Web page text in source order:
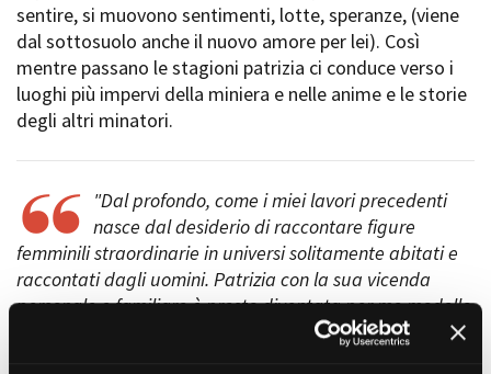
Strutture di servizio
Professionisti
Attrici-Attori
Beginners
LOCATION GUIDE
FILM DATABASE
BOOK DATABASE
STRUMENTI
Location - Accedi al tuo
profilo
Lavora con noi
Stage - Tirocini - Scuola e
Lavoro
Elenco Operatori Economici
per affidamento lavori in
economia
sentire, si muovono sentimenti, lotte, speranze, (viene
dal sottosuolo anche il nuovo amore per lei). Così
mentre passano le stagioni patrizia ci conduce verso i
luoghi più impervi della miniera e nelle anime e le storie
degli altri minatori.
"Dal profondo, come i miei lavori precedenti
nasce dal desiderio di raccontare figure
femminili straordinarie in universi solitamente abitati e
raccontati dagli uomini. Patrizia con la sua vicenda
personale e familiare è presto diventata per me modello
della storia mineraria declinata al femminile, storia fino